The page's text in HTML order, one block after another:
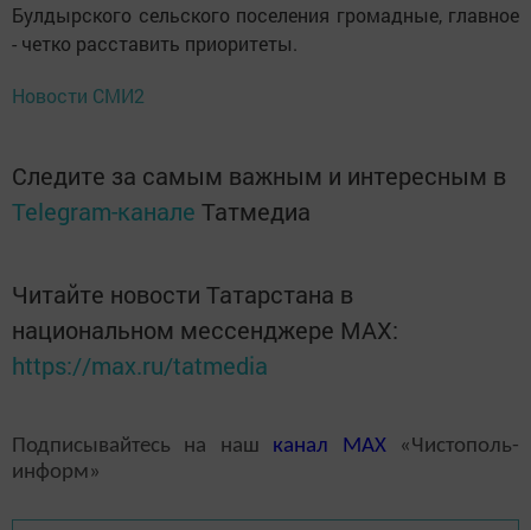
Булдырского сельского поселения громадные, главное
- четко расставить приоритеты.
Новости СМИ2
Следите за самым важным и интересным в
Telegram-канале Татмедиа
Читайте новости Татарстана в
национальном мессенджере MАХ:
https://max.ru/tatmedia
Подписывайтесь на наш канал MAX«Чистополь-
информ»